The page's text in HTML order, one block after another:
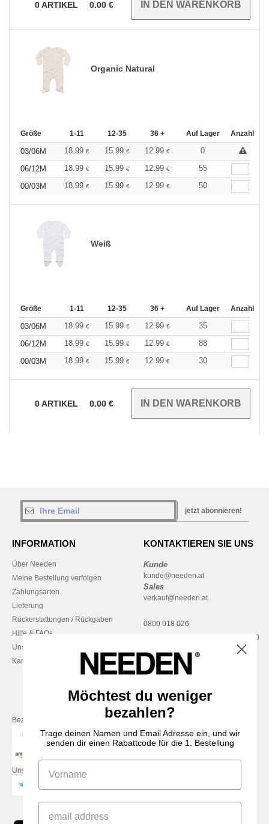
0ARTIKEL 0.00 €
Organic Natural
Größe 1-11 12-35 36 + Auf Lager Anzahl
03/06M 18.99 € 15.99 € 12.99 €
0
06/12M
18.99 € 15.99 € 12.99 €
55
00/03M
18.99 € 15.99 € 12.99 € 50
Weiß
Größe 1-11 12-35 36 + Auf Lager Anzahl
03/06M 18.99 € 15.99 € 12.99 €
35
06/12M
18.99 € 15.99 € 12.99 €
88
00/03M
18.99 € 15.99 € 12.99 € 30
0ARTIKEL 0.00 €
jetzt abonnieren!
INFORMATION
Über Needen
Meine Bestellung verfolgen
Zahlungsarten
Lieferung
Rückerstattungen / Rückgaben
Hilfe & FAQs
Unsere Engagements
Karriere
KONTAKTIEREN SIE UNS
Kunde
kunde@needen.at
Sales
verkauf@needen.at
0800 018 026
Montag – Donnerstag: 10:00–13:00
Freitag: 10:00–14:00
Bezahlung mit
Unsere Paketzusteller
Möchtest du weniger
bezahlen?
Trage deinen Namen und Email Adresse ein, und wir
senden dir einen Rabattcode für die 1. Bestellung